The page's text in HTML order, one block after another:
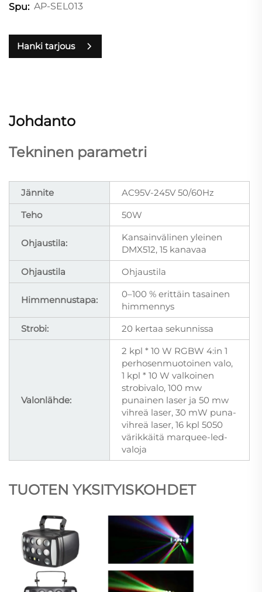
Spu: AP-SEL013
Hanki tarjous
Johdanto
Tekninen parametri
Jännite
AC95V-245V 50/60Hz
Teho
50W
Ohjaustila:
Kansainvälinen yleinen
DMX512, 15 kanavaa
Ohjaustila
Ohjaustila
Himmennustapa:
0–100 % erittäin tasainen
himmennys
Strobi:
20 kertaa sekunnissa
Valonlähde:
2 kpl * 10 W RGBW 4:in 1
perhosenmuotoinen valo,
1 kpl * 10 W valkoinen
strobivalo, 100 mw
punainen laser ja 50 mw
vihreä laser, 30 mW puna-
vihreä laser, 16 kpl 5050
värikkäitä marquee-led-
valoja
TUOTEN YKSITYISKOHDET